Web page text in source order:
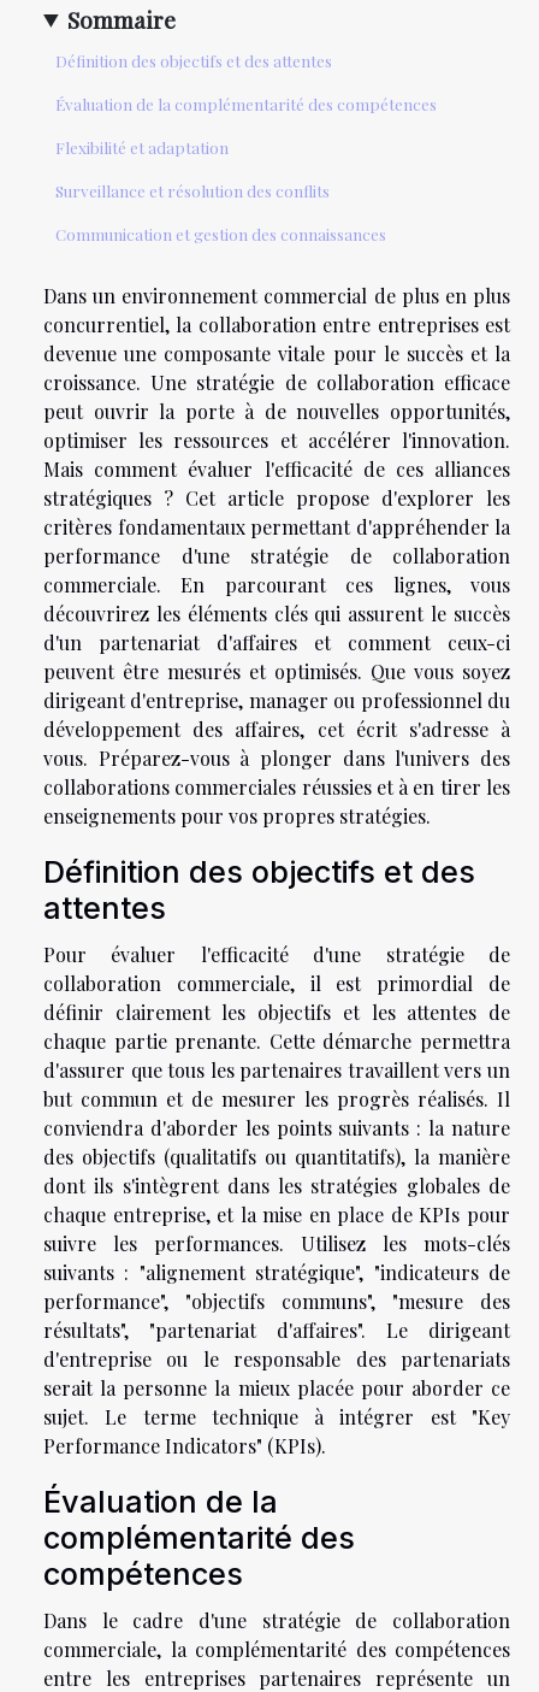
Sommaire
Définition des objectifs et des attentes
Évaluation de la complémentarité des compétences
Flexibilité et adaptation
Surveillance et résolution des conflits
Communication et gestion des connaissances
Dans un environnement commercial de plus en plus
concurrentiel, la collaboration entre entreprises est
devenue une composante vitale pour le succès et la
croissance. Une stratégie de collaboration efficace
peut ouvrir la porte à de nouvelles opportunités,
optimiser les ressources et accélérer l'innovation.
Mais comment évaluer l'efficacité de ces alliances
stratégiques ? Cet article propose d'explorer les
critères fondamentaux permettant d'appréhender la
performance d'une stratégie de collaboration
commerciale. En parcourant ces lignes, vous
découvrirez les éléments clés qui assurent le succès
d'un partenariat d'affaires et comment ceux-ci
peuvent être mesurés et optimisés. Que vous soyez
dirigeant d'entreprise, manager ou professionnel du
développement des affaires, cet écrit s'adresse à
vous. Préparez-vous à plonger dans l'univers des
collaborations commerciales réussies et à en tirer les
enseignements pour vos propres stratégies.
Définition des objectifs et des
attentes
Pour évaluer l'efficacité d'une stratégie de
collaboration commerciale, il est primordial de
définir clairement les objectifs et les attentes de
chaque partie prenante. Cette démarche permettra
d'assurer que tous les partenaires travaillent vers un
but commun et de mesurer les progrès réalisés. Il
conviendra d'aborder les points suivants : la nature
des objectifs (qualitatifs ou quantitatifs), la manière
dont ils s'intègrent dans les stratégies globales de
chaque entreprise, et la mise en place de KPIs pour
suivre les performances. Utilisez les mots-clés
suivants : "alignement stratégique", "indicateurs de
performance", "objectifs communs", "mesure des
résultats", "partenariat d'affaires". Le dirigeant
d'entreprise ou le responsable des partenariats
serait la personne la mieux placée pour aborder ce
sujet. Le terme technique à intégrer est "Key
Performance Indicators" (KPIs).
Évaluation de la
complémentarité des
compétences
Dans le cadre d'une stratégie de collaboration
commerciale, la complémentarité des compétences
entre les entreprises partenaires représente un